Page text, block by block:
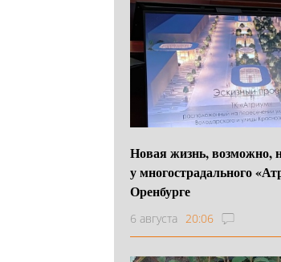
Новая жизнь, возможно,
у многострадального
Оренбурге
6 августа 20:06